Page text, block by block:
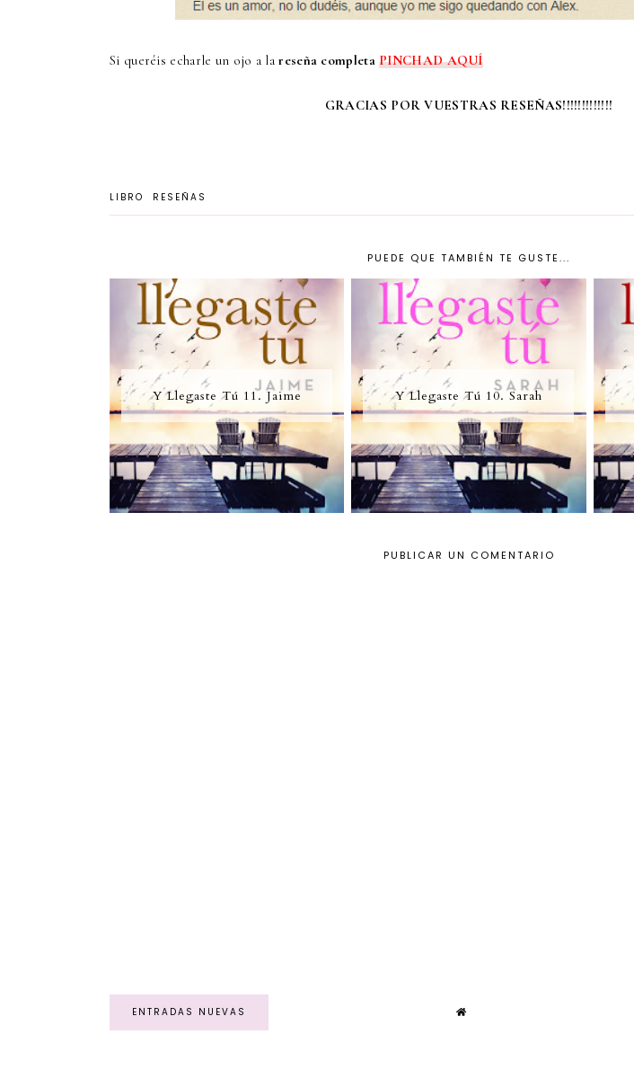
Si queréis echarle un ojo a la reseña completaPINCHAD AQUÍ
GRACIAS POR VUESTRAS RESEÑAS!!!!!!!!!!!!!
LIBRO RESEÑAS
PUEDE QUE TAMBIÉN TE GUSTE...
Y Llegaste Tú 11. Jaime Y Llegaste Tú 10. Sarah
PUBLICAR UN COMENTARIO
ENTRADAS NUEVAS